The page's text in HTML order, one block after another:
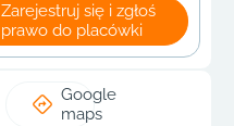
Zarejestruj się i zgłoś
prawo do placówki
Google
maps